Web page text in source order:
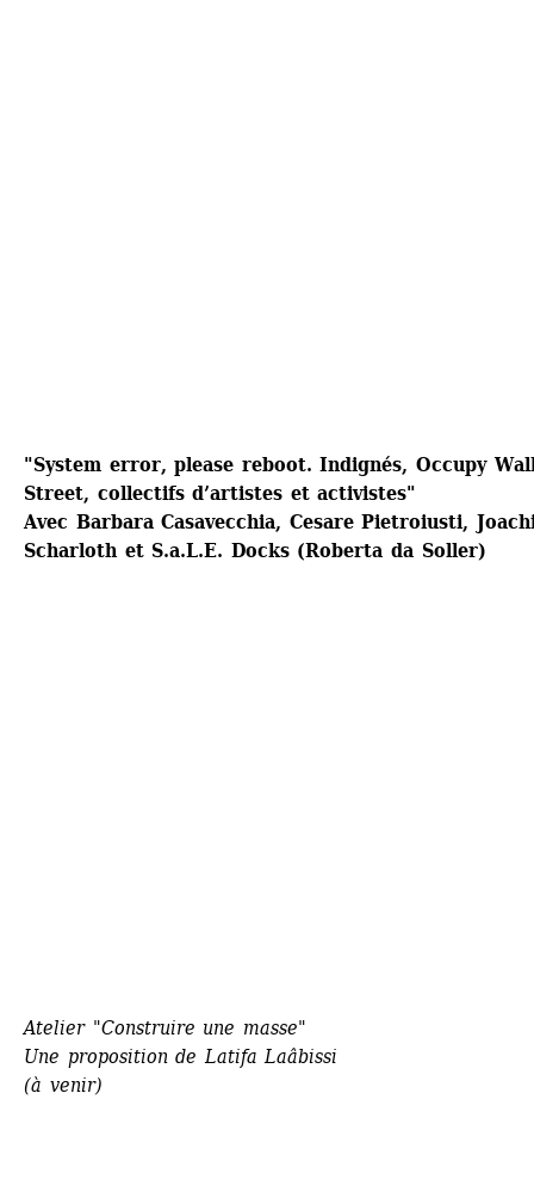
"System error, please reboot. Indignés, Occupy
Street, collectifs d’artistes et activistes"
Avec Barbara Casavecchia, Cesare Pietroiusti,
Scharloth et S.a.L.E. Docks (Roberta da Soller)
Atelier "Construire une masse"
Une proposition de Latifa Laâbissi
(à venir)